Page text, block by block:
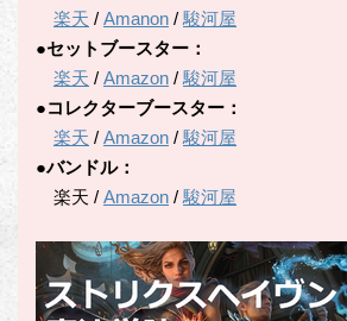
楽天 / Amanon / 駿河屋
●セットブースター：
楽天 / Amazon / 駿河屋
●コレクターブースター：
楽天 / Amazon / 駿河屋
●バンドル：
楽天 / Amazon / 駿河屋